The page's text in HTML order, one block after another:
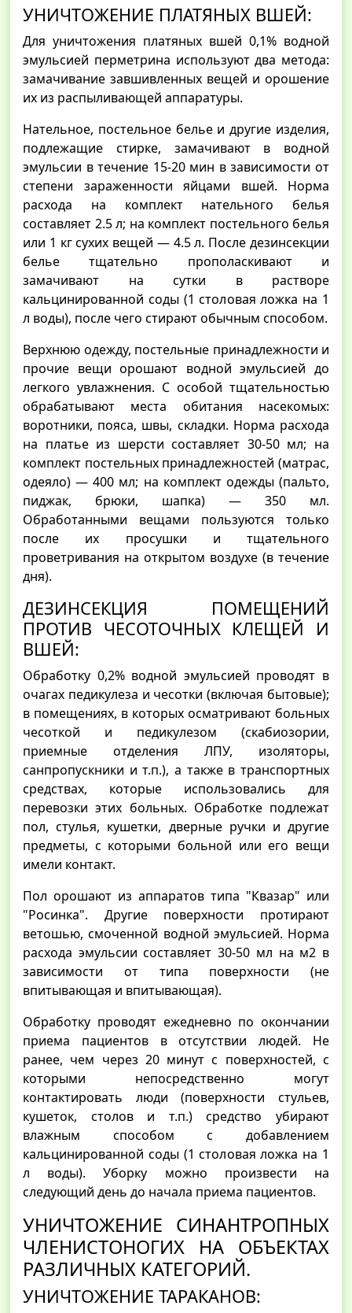
УНИЧТОЖЕНИЕ ПЛАТЯНЫХ ВШЕЙ:
Для уничтожения платяных вшей 0,1% водной
эмульсией перметрина используют два метода:
замачивание завшивленных вещей и орошение
их из распыливающей аппаратуры.
Нательное, постельное белье и другие изделия,
подлежащие стирке, замачивают в водной
эмульсии в течение 15-20 мин в зависимости от
степени зараженности яйцами вшей. Норма
расхода на комплект нательного белья
составляет 2.5 л; на комплект постельного белья
или 1 кг сухих вещей — 4.5 л. После дезинсекции
белье тщательно прополаскивают и
замачивают на сутки в растворе
кальцинированной соды (1 столовая ложка на 1
л воды), после чего стирают обычным способом.
Верхнюю одежду, постельные принадлежности и
прочие вещи орошают водной эмульсией до
легкого увлажнения. С особой тщательностью
обрабатывают места обитания насекомых:
воротники, пояса, швы, складки. Норма расхода
на платье из шерсти составляет 30-50 мл; на
комплект постельных принадлежностей (матрас,
одеяло) — 400 мл; на комплект одежды (пальто,
пиджак, брюки, шапка) — 350 мл.
Обработанными вещами пользуются только
после их просушки и тщательного
проветривания на открытом воздухе (в течение
дня).
ДЕЗИНСЕКЦИЯ ПОМЕЩЕНИЙ
ПРОТИВ ЧЕСОТОЧНЫХ КЛЕЩЕЙ И
ВШЕЙ:
Обработку 0,2% водной эмульсией проводят в
очагах педикулеза и чесотки (включая бытовые);
в помещениях, в которых осматривают больных
чесоткой и педикулезом (скабиозории,
приемные отделения ЛПУ, изоляторы,
санпропускники и т.п.), а также в транспортных
средствах, которые использовались для
перевозки этих больных. Обработке подлежат
пол, стулья, кушетки, дверные ручки и другие
предметы, с которыми больной или его вещи
имели контакт.
Пол орошают из аппаратов типа "Квазар" или
"Росинка". Другие поверхности протирают
ветошью, смоченной водной эмульсией. Норма
расхода эмульсии составляет 30-50 мл на м2 в
зависимости от типа поверхности (не
впитывающая и впитывающая).
Обработку проводят ежедневно по окончании
приема пациентов в отсутствии людей. Не
ранее, чем через 20 минут с поверхностей, с
которыми непосредственно могут
контактировать люди (поверхности стульев,
кушеток, столов и т.п.) средство убирают
влажным способом с добавлением
кальцинированной соды (1 столовая ложка на 1
л воды). Уборку можно произвести на
следующий день до начала приема пациентов.
УНИЧТОЖЕНИЕ СИНАНТРОПНЫХ
ЧЛЕНИСТОНОГИХ НА ОБЪЕКТАХ
РАЗЛИЧНЫХ КАТЕГОРИЙ.
УНИЧТОЖЕНИЕ ТАРАКАНОВ: